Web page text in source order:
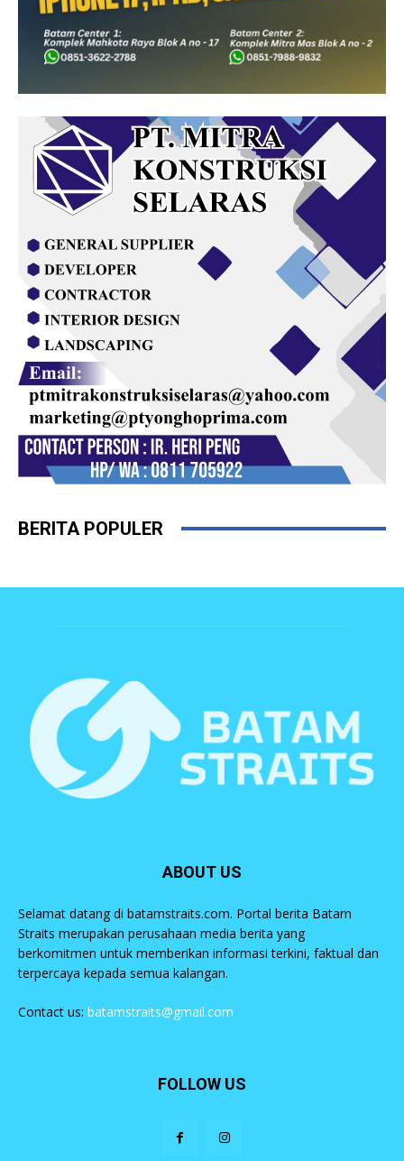
BERITA POPULER
ABOUT US
Selamat datang di batamstraits.com. Portal berita Batam
Straits merupakan perusahaan media berita yang
berkomitmen untuk memberikan informasi terkini, faktual dan
terpercaya kepada semua kalangan.
Contact us: batamstraits@gmail.com
FOLLOW US